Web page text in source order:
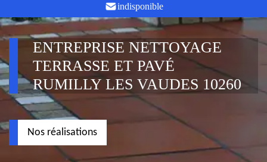
indisponible
ENTREPRISE NETTOYAGE
TERRASSE ET PAVÉ
RUMILLY LES VAUDES 10260
Nos réalisations